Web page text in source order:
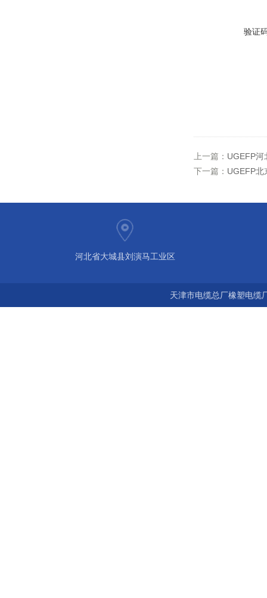
验证
上一篇： UGEFP河
下一篇： UGEFP北
河北省大城县刘演马工业区
天津市电缆总厂橡塑电